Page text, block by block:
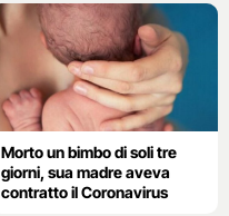
Morto un bimbo di soli tre
giorni, sua madre aveva
contratto il Coronavirus